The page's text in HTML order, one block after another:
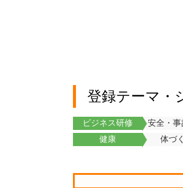
登録テーマ・
ビジネス研修
安全・事
健康
体づ